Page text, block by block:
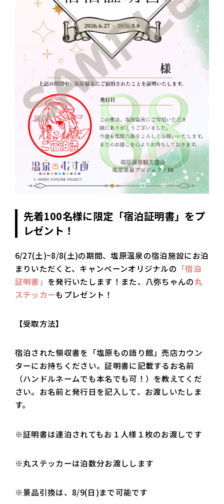
先着100名様に限定「宿泊証明書」をプ
レゼント！
6/27(土)~8/8(土)の期間、塩原温泉の宿泊施設にお泊
まりいただくと、キャンペーンオリジナルの 「宿泊
証明書」 を発行いたします！また、八弥ちゃんの丸
ステッカーもプレゼント！
【受取方法】
宿泊された領収書を「塩原もの語り館」売店カウン
ターにお持ちください。証明書に記載するお名前
（ハンドルネームでも本名でも可！）を教えてくだ
さい。お名前と発行日を記入して、お渡しいたしま
す。
※証明書は連泊されてもお１人様１枚のお渡しです
※丸ステッカーは泊数分お渡しします
※景品引換は、8/9(日)まで可能です